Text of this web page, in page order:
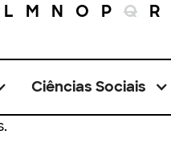
L M N O P Q R
Ciências Sociais